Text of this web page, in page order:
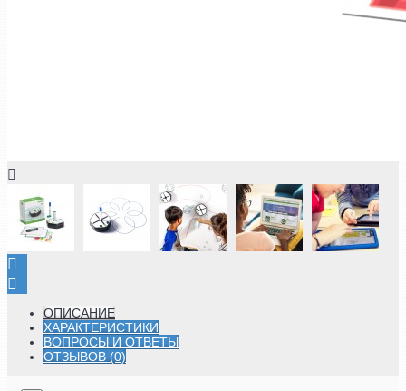
ОПИСАНИЕ
ХАРАКТЕРИСТИКИ
ВОПРОСЫ И ОТВЕТЫ
ОТЗЫВОВ (0)